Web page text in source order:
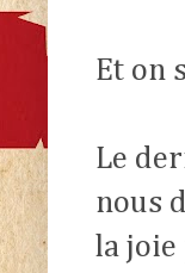
Et on
Le
nous
la joie